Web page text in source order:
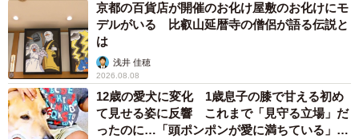
京都の百貨店が開催のお化け屋敷のお化けにモ
デルがいる 比叡山延暦寺の僧侶が語る伝説と
は
浅井 佳穂
2026.08.08
12歳の愛犬に変化 1歳息子の膝で甘える初め
て見せる姿に反響 これまで「見守る立場」だ
ったのに…「頭ポンポンが愛に満ちている」